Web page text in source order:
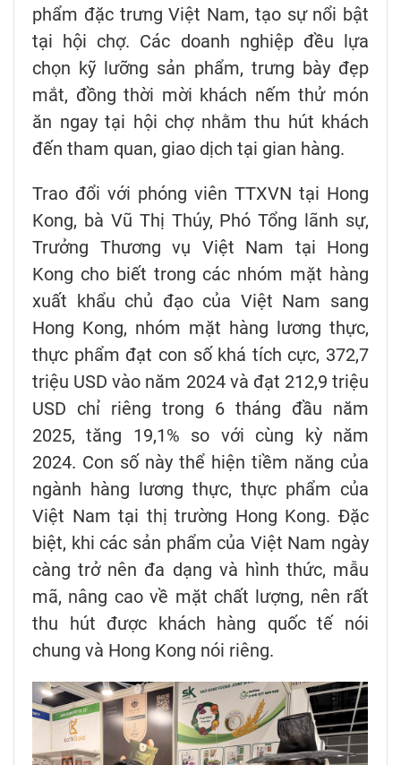
phẩm đặc trưng Việt Nam, tạo sự nổi bật
tại hội chợ. Các doanh nghiệp đều lựa
chọn kỹ lưỡng sản phẩm, trưng bày đẹp
mắt, đồng thời mời khách nếm thử món
ăn ngay tại hội chợ nhằm thu hút khách
đến tham quan, giao dịch tại gian hàng.
Trao đổi với phóng viên TTXVN tại Hong
Kong, bà Vũ Thị Thúy, Phó Tổng lãnh sự,
Trưởng Thương vụ Việt Nam tại Hong
Kong cho biết trong các nhóm mặt hàng
xuất khẩu chủ đạo của Việt Nam sang
Hong Kong, nhóm mặt hàng lương thực,
thực phẩm đạt con số khá tích cực, 372,7
triệu USD vào năm 2024 và đạt 212,9 triệu
USD chỉ riêng trong 6 tháng đầu năm
2025, tăng 19,1% so với cùng kỳ năm
2024. Con số này thể hiện tiềm năng của
ngành hàng lương thực, thực phẩm của
Việt Nam tại thị trường Hong Kong. Đặc
biệt, khi các sản phẩm của Việt Nam ngày
càng trở nên đa dạng và hình thức, mẫu
mã, nâng cao về mặt chất lượng, nên rất
thu hút được khách hàng quốc tế nói
chung và Hong Kong nói riêng.